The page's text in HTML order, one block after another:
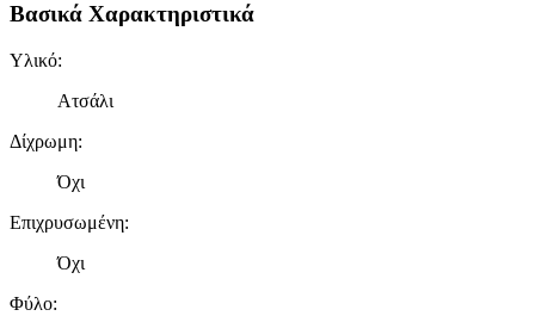
Βασικά Χαρακτηριστικά
Υλικό:
Ατσάλι
Δίχρωμη:
Όχι
Επιχρυσωμένη:
Όχι
Φύλο: